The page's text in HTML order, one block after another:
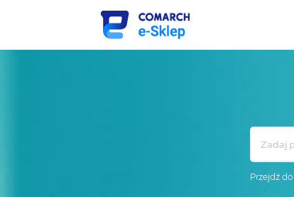
Przejdź do